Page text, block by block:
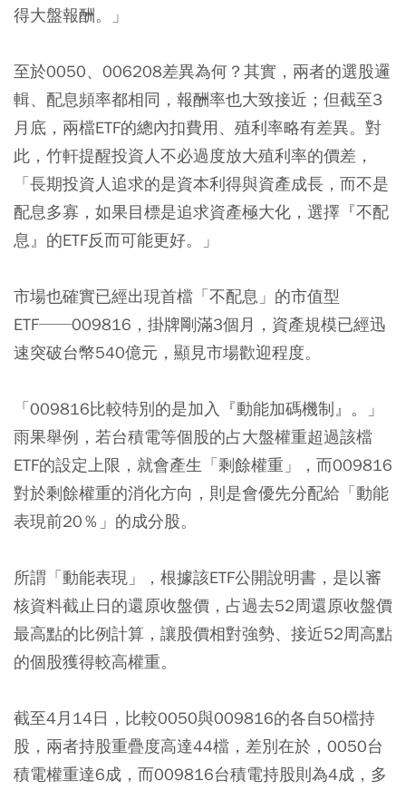
得大盤報酬。」
至於0050、006208差異為何？其實，兩者的選股邏
輯、配息頻率都相同，報酬率也大致接近；但截至3
月底，兩檔ETF的總內扣費用、殖利率略有差異。對
此，竹軒提醒投資人不必過度放大殖利率的價差，
「長期投資人追求的是資本利得與資產成長，而不是
配息多寡，如果目標是追求資產極大化，選擇『不配
息』的ETF反而可能更好。」
市場也確實已經出現首檔「不配息」的市值型
ETF──009816，掛牌剛滿3個月，資產規模已經迅
速突破台幣540億元，顯見市場歡迎程度。
「009816比較特別的是加入『動能加碼機制』。」
雨果舉例，若台積電等個股的占大盤權重超過該檔
ETF的設定上限，就會產生「剩餘權重」，而009816
對於剩餘權重的消化方向，則是會優先分配給「動能
表現前20％」的成分股。
所謂「動能表現」，根據該ETF公開說明書，是以審
核資料截止日的還原收盤價，占過去52周還原收盤價
最高點的比例計算，讓股價相對強勢、接近52周高點
的個股獲得較高權重。
截至4月14日，比較0050與009816的各自50檔持
股，兩者持股重疊度高達44檔，差別在於，0050台
積電權重達6成，而009816台積電持股則為4成，多